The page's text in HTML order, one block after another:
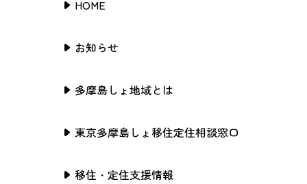
HOME
お知らせ
多摩島しょ地域とは
東京多摩島しょ移住定住相談窓口
移住・定住支援情報